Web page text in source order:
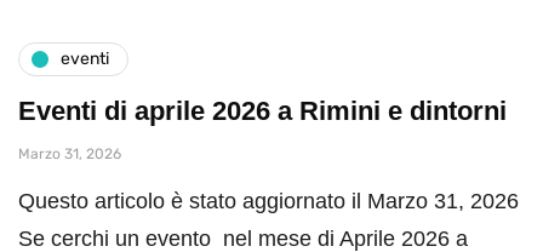
eventi
Eventi di aprile 2026 a Rimini e dintorni
Marzo 31, 2026
Questo articolo è stato aggiornato il Marzo 31, 2026
Se cerchi un evento nel mese di Aprile 2026 a